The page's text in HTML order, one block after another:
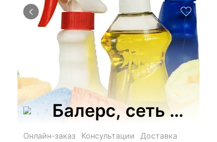
Балерс, сеть
Онлайн-заказ Консультации
Доставка